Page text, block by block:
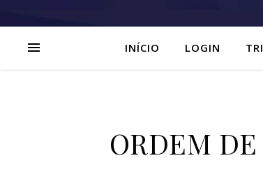
INÍCIO LOGIN
ORDEM